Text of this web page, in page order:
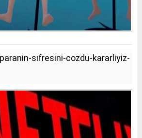
sifresini-cozdu-kararliyiz-